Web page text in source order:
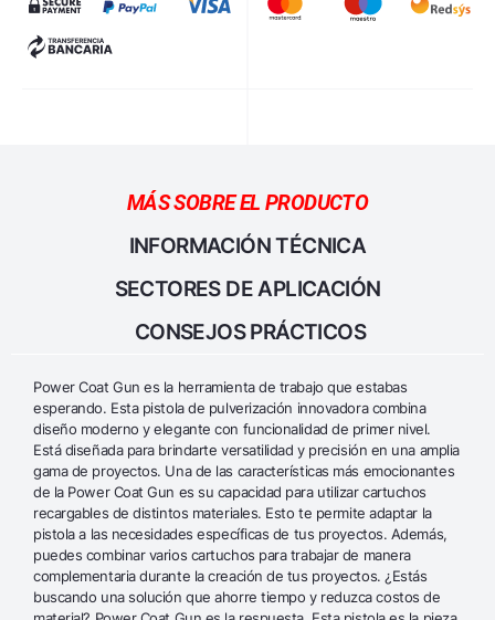
MÁS SOBRE EL PRODUCTO
INFORMACIÓN TÉCNICA
SECTORES DE APLICACIÓN
CONSEJOS PRÁCTICOS
Power Coat Gun es la herramienta de trabajo que estabas
esperando. Esta pistola de pulverización innovadora combina
diseño moderno y elegante con funcionalidad de primer nivel.
Está diseñada para brindarte versatilidad y precisión en una amplia
gama de proyectos. Una de las características más emocionantes
de la Power Coat Gun es su capacidad para utilizar cartuchos
recargables de distintos materiales. Esto te permite adaptar la
pistola a las necesidades específicas de tus proyectos. Además,
puedes combinar varios cartuchos para trabajar de manera
complementaria durante la creación de tus proyectos. ¿Estás
buscando una solución que ahorre tiempo y reduzca costos de